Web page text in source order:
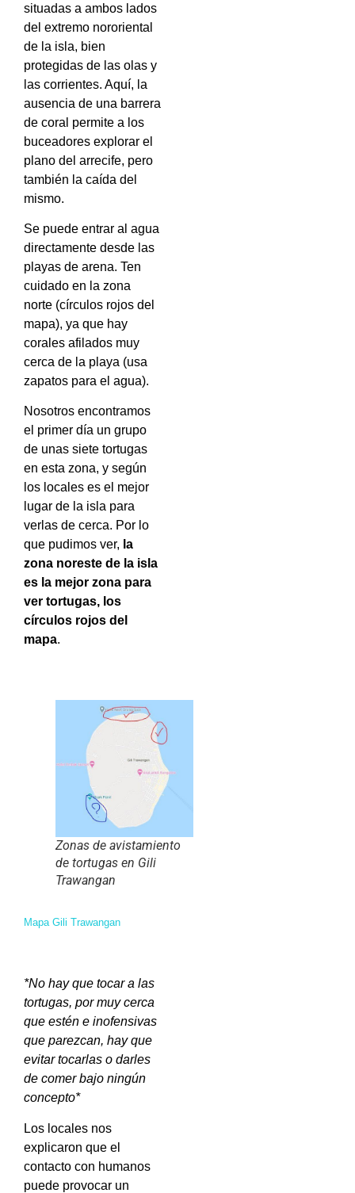
situadas a ambos lados
del extremo nororiental
de la isla, bien
protegidas de las olas y
las corrientes. Aquí, la
ausencia de una barrera
de coral permite a los
buceadores explorar el
plano del arrecife, pero
también la caída del
mismo.
Se puede entrar al agua
directamente desde las
playas de arena. Ten
cuidado en la zona
norte (círculos rojos del
mapa), ya que hay
corales afilados muy
cerca de la playa (usa
zapatos para el agua).
Nosotros encontramos
el primer día un grupo
de unas siete tortugas
en esta zona, y según
los locales es el mejor
lugar de la isla para
verlas de cerca. Por lo
que pudimos ver, la
zona noreste de la isla
es la mejor zona para
ver tortugas, los
círculos rojos del
mapa.
Zonas de avistamiento
de tortugas en Gili
Trawangan
Mapa Gili Trawangan
*No hay que tocar a las
tortugas, por muy cerca
que estén e inofensivas
que parezcan, hay que
evitar tocarlas o darles
de comer bajo ningún
concepto*
Los locales nos
explicaron que el
contacto con humanos
puede provocar un